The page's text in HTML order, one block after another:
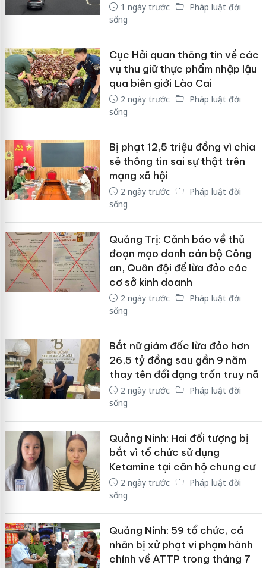
1 ngày trước
Pháp luật đời
sống
Cục Hải quan thông tin về các
vụ thu giữ thực phẩm nhập lậu
qua biên giới Lào Cai
2 ngày trước
Pháp luật đời
sống
Bị phạt 12,5 triệu đồng vì chia
sẻ thông tin sai sự thật trên
mạng xã hội
2 ngày trước
Pháp luật đời
sống
Quảng Trị: Cảnh báo về thủ
đoạn mạo danh cán bộ Công
an, Quân đội để lừa đảo các
cơ sở kinh doanh
2 ngày trước
Pháp luật đời
sống
Bắt nữ giám đốc lừa đảo hơn
26,5 tỷ đồng sau gần 9 năm
thay tên đổi dạng trốn truy nã
2 ngày trước
Pháp luật đời
sống
Quảng Ninh: Hai đối tượng bị
bắt vì tổ chức sử dụng
Ketamine tại căn hộ chung cư
2 ngày trước
Pháp luật đời
sống
Quảng Ninh: 59 tổ chức, cá
nhân bị xử phạt vi phạm hành
chính về ATTP trong tháng 7